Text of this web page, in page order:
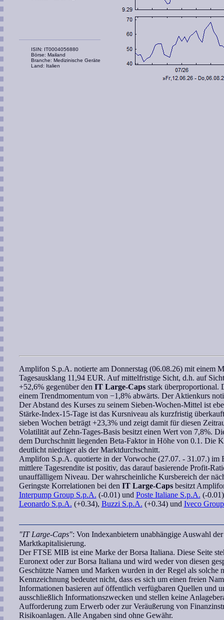
ISIN: IT0004056880
Börse: Mailand
Branche: Medizinische Geräte
Land: Italien
Amplifon S.p.A. notierte am Donnerstag (06.08.26) mit einem
Tagesausklang 11,94 EUR. Auf mittelfristige Sicht, d.h. auf
+52,6% gegenüber den IT Large-Capsstark überproportional.
einem Trendmomentumvon −1,8% abwärts. Der Aktienkurs
Der Abstand des Kurses zu seinem Sieben-Wochen-Mittel ist
Stärke-Index-15-Tageist das Kursniveau als kurzfristig
sieben Wochen beträgt +23,3% und zeigt damit für diesen
Volatilität auf Zehn-Tages-Basis besitzt einen Wert von 7,8%.
dem Durchschnitt liegenden Beta-Faktorin Höhe von 0.1. Die
deutlicht niedriger als der Marktdurchschnitt.
Amplifon S.p.A. quotierte in der Vorwoche (27.07. - 31.07.)
mittlere Tagesrendite ist positiv, das darauf basierende Profit-
unauffälligem Niveau. Derwahrscheinliche Kursbereich der
Geringste Korrelationen bei den IT Large-Capsbesitzt
Interpump Group S.p.A. (-0.01) und Poste Italiane S.p.A. (-
Leonardo S.p.A. (+0.34), Buzzi S.p.A. (+0.34) und Iveco
"IT Large-Caps": Von Indexanbietern unabhängige Auswahl
Marktkapitalisierung.
Der FTSE MIB ist eine Marke der Borsa Italiana. Diese Seite
Euronext oder zur Borsa Italiana und wird weder von diesen
Geschützte Namen und Marken wurden in der Regel als solche
Kennzeichnung bedeutet nicht, dass es sich um einen freien
Informationen basieren auf öffentlich verfügbaren Quellen und
ausschließlich Informationszwecken und stellen keine
Aufforderung zum Erwerb oder zur Veräußerung von
Risikoanlagen. Alle Angaben sind ohne Gewähr.